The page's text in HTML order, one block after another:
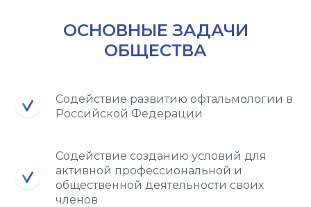
ОСНОВНЫЕ ЗАДАЧИ
ОБЩЕСТВА
Содействие развитию офтальмологии в
Российской Федерации
Содействие созданию условий для
активной профессиональной и
общественной деятельности своих
членов